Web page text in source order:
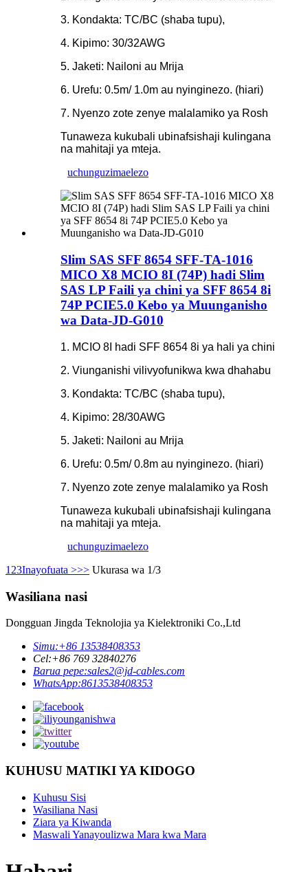
3. Kondakta: TC/BC (shaba tupu),
4. Kipimo: 30/32AWG
5. Jaketi: Nailoni au Mrija
6. Urefu: 0.5m/ 1.0m au nyinginezo. (hiari)
7. Nyenzo zote zenye malalamiko ya Rosh
Tunaweza kukubali ubinafsishaji kulingana
na mahitaji ya mteja.
uchunguzimaelezo
Slim SAS SFF 8654 SFF-TA-1016
MICO X8 MCIO 8I (74P) hadi Slim
SAS LP Faili ya chini ya SFF 8654 8i
74P PCIE5.0 Kebo ya Muunganisho
wa Data-JD-G010
1. MCIO 8I hadi SFF 8654 8i ya hali ya chini
2. Viunganishi vilivyofunikwa kwa dhahabu
3. Kondakta: TC/BC (shaba tupu),
4. Kipimo: 28/30AWG
5. Jaketi: Nailoni au Mrija
6. Urefu: 0.5m/ 0.8m au nyinginezo. (hiari)
7. Nyenzo zote zenye malalamiko ya Rosh
Tunaweza kukubali ubinafsishaji kulingana
na mahitaji ya mteja.
uchunguzimaelezo
1 23Inayofuata >>> Ukurasa wa 1/3
Wasiliana nasi
Dongguan Jingda Teknolojia ya Kielektroniki Co.,Ltd
Simu:+86 13538408353
Cel:+86 769 32840276
Barua pepe:sales2@jd-cables.com
WhatsApp:8613538408353
KUHUSU MATIKI YA KIDOGO
Kuhusu Sisi
Wasiliana Nasi
Ziara ya Kiwanda
Maswali Yanayoulizwa Mara kwa Mara